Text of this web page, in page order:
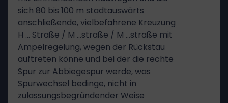
sich 80 bis 100 m stadtauswärts
anschließende, vielbefahrene Kreuzung
H … Straße / M …straße / M …straße mit
Ampelregelung, wegen der Rückstau
auftreten könne und bei der die rechte
Spur zur Abbiegespur werde, was
Spurwechsel bedinge, nicht in
zulassungsbegründender Weise